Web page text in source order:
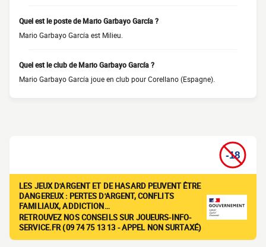
Quel est le poste de Mario Garbayo García ?
Mario Garbayo García est Milieu.
Quel est le club de Mario Garbayo García ?
Mario Garbayo García joue en club pour Corellano (Espagne).
LES JEUX D'ARGENT ET DE HASARD PEUVENT ÊTRE
DANGEREUX : PERTES D'ARGENT, CONFLITS
FAMILIAUX, ADDICTION…
RETROUVEZ NOS CONSEILS SUR JOUEURS-INFO-
SERVICE.FR (09 74 75 13 13 - APPEL NON SURTAXÉ)